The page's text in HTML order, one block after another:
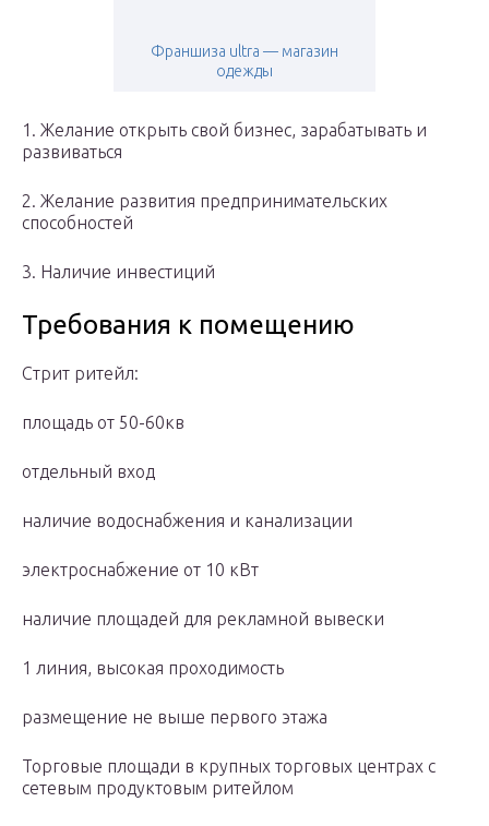
Франшиза ultra — магазин
одежды
1. Желание открыть свой бизнес, зарабатывать и
развиваться
2. Желание развития предпринимательских
способностей
3. Наличие инвестиций
Требования к помещению
Стрит ритейл:
площадь от 50-60кв
отдельный вход
наличие водоснабжения и канализации
электроснабжение от 10 кВт
наличие площадей для рекламной вывески
1 линия, высокая проходимость
размещение не выше первого этажа
Торговые площади в крупных торговых центрах с
сетевым продуктовым ритейлом